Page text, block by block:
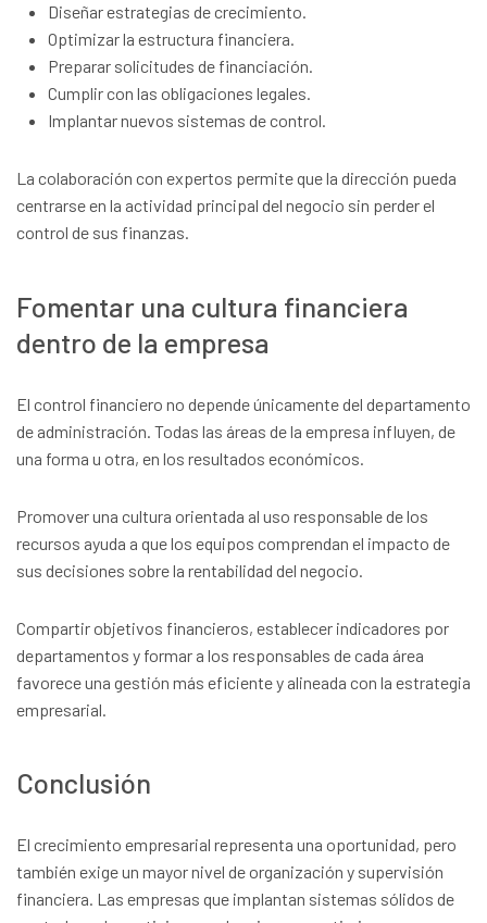
Diseñar estrategias de crecimiento.
Optimizar la estructura financiera.
Preparar solicitudes de financiación.
Cumplir con las obligaciones legales.
Implantar nuevos sistemas de control.
La colaboración con expertos permite que la dirección pueda
centrarse en la actividad principal del negocio sin perder el
control de sus finanzas.
Fomentar una cultura financiera
dentro de la empresa
El control financiero no depende únicamente del departamento
de administración. Todas las áreas de la empresa influyen, de
una forma u otra, en los resultados económicos.
Promover una cultura orientada al uso responsable de los
recursos ayuda a que los equipos comprendan el impacto de
sus decisiones sobre la rentabilidad del negocio.
Compartir objetivos financieros, establecer indicadores por
departamentos y formar a los responsables de cada área
favorece una gestión más eficiente y alineada con la estrategia
empresarial.
Conclusión
El crecimiento empresarial representa una oportunidad, pero
también exige un mayor nivel de organización y supervisión
financiera. Las empresas que implantan sistemas sólidos de